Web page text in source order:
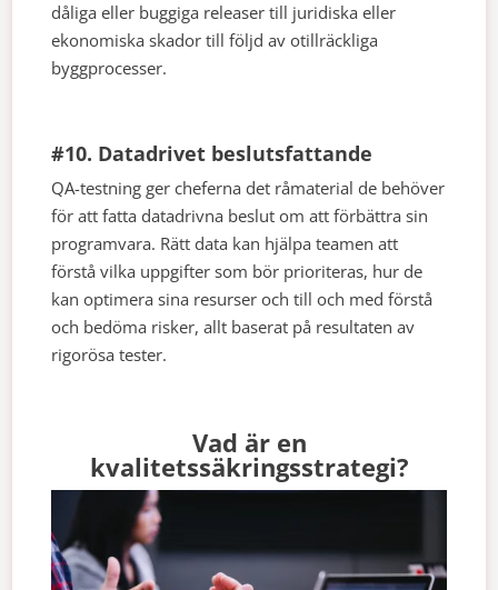
dåliga eller buggiga releaser till juridiska eller
ekonomiska skador till följd av otillräckliga
byggprocesser.
#10. Datadrivet beslutsfattande
QA-testning ger cheferna det råmaterial de behöver
för att fatta datadrivna beslut om att förbättra sin
programvara. Rätt data kan hjälpa teamen att
förstå vilka uppgifter som bör prioriteras, hur de
kan optimera sina resurser och till och med förstå
och bedöma risker, allt baserat på resultaten av
rigorösa tester.
Vad är en
kvalitetssäkringsstrategi?